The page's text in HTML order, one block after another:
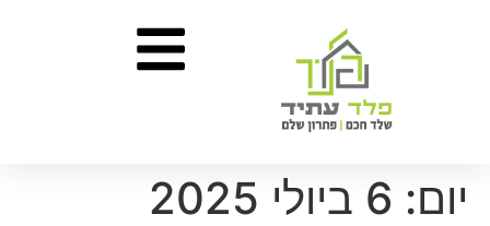
יום: 6 ביולי 2025